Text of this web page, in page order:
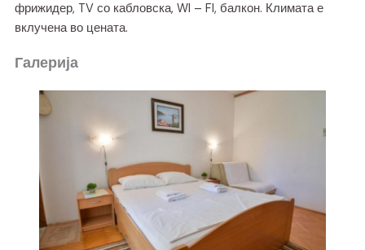
фрижидер, TV со кабловска, WI – FI, балкон. Климата е
вклучена во цената.
Галерија